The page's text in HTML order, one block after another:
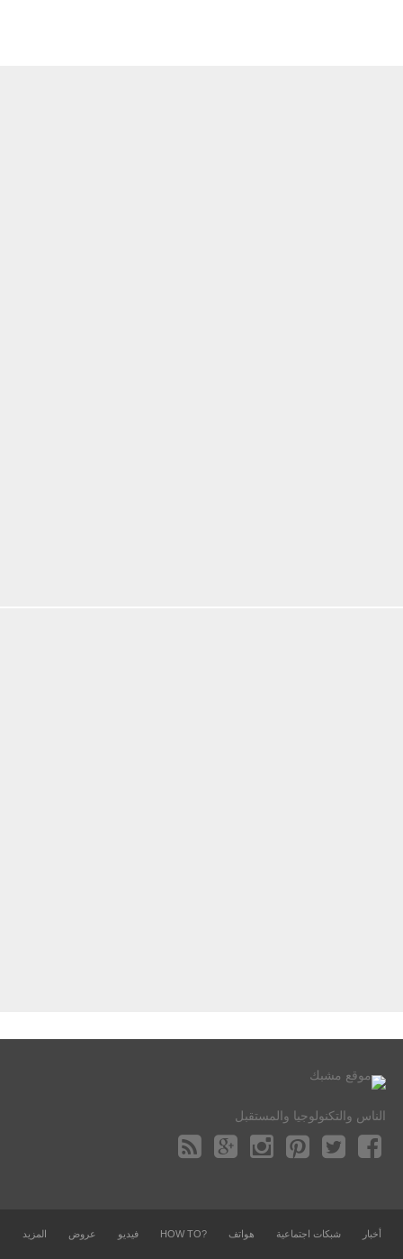
الناس والتكنولوجيا والمستقبل
أخبار شبكات اجتماعية هواتف ?HOW TO فيديو عروض المزيد